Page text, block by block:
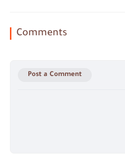
Comments
Post a Comment